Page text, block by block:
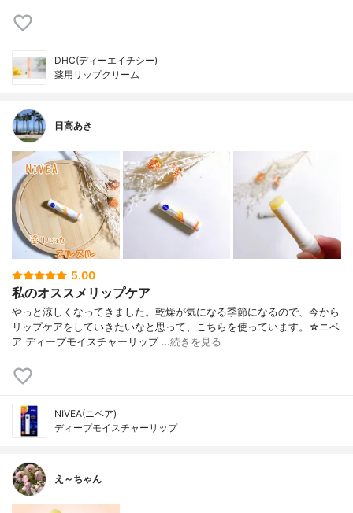
DHC(ディーエイチシー)
薬用リップクリーム
日高あき
5.00
私のオススメリップケア
やっと涼しくなってきました。乾燥が気になる季節になるので、今から
リップケアをしていきたいなと思って、こちらを使っています。☆ニベ
ア ディープモイスチャーリップ …続きを見る
NIVEA(ニベア)
ディープモイスチャーリップ
え～ちゃん